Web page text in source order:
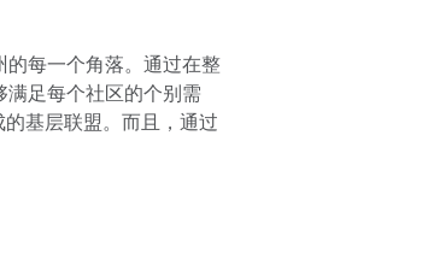
每一个角落。通过在整
足每个社区的个别需
基层联盟。而且，通过